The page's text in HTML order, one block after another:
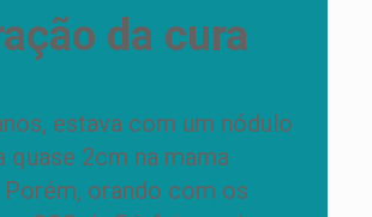
da cura
estava com um nódulo
quase 2cm na mama
Porém, orando com os